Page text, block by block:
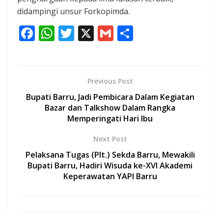
didampingi unsur Forkopimda.
F
o
W
A
p
T
er
X G
l
Previous Post
Bupati Barru, Jadi Pembicara Dalam Kegiatan
Bazar dan Talkshow Dalam Rangka
Memperingati Hari Ibu
Next Post
Pelaksana Tugas (Plt.) Sekda Barru, Mewakili
Bupati Barru, Hadiri Wisuda ke-XVI Akademi
Keperawatan YAPI Barru